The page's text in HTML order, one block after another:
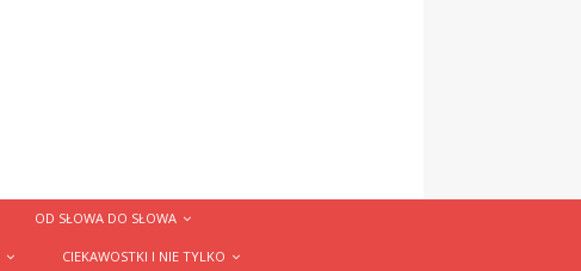
OD SŁOWA DO SŁOWA
CIEKAWOSTKI I NIE TYLKO